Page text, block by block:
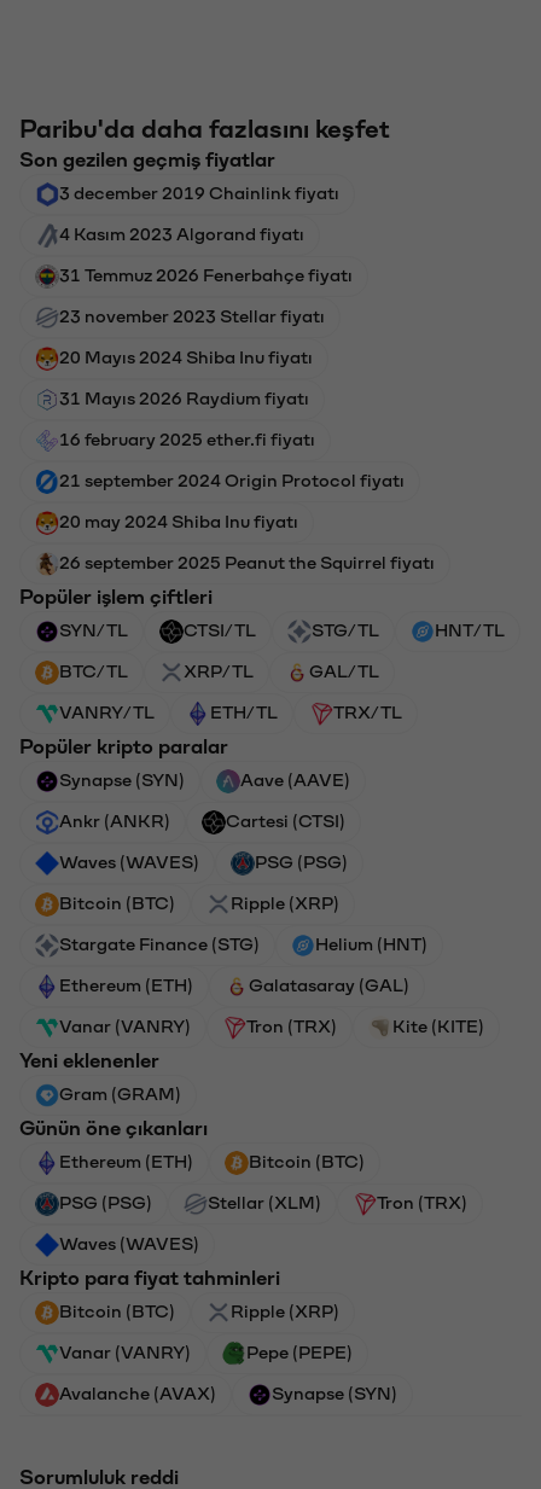
Paribu'da daha fazlasını keşfet
Son gezilen geçmiş fiyatlar
3 december 2019 Chainlink fiyatı
4 Kasım 2023 Algorand fiyatı
31 Temmuz 2026 Fenerbahçe fiyatı
23 november 2023 Stellar fiyatı
20 Mayıs 2024 Shiba Inu fiyatı
31 Mayıs 2026 Raydium fiyatı
16 february 2025 ether.fi fiyatı
21 september 2024 Origin Protocol fiyatı
20 may 2024 Shiba Inu fiyatı
26 september 2025 Peanut the Squirrel fiyatı
Popüler işlem çiftleri
SYN/TL CTSI/TL STG/TL HNT/TL
BTC/TL XRP/TL GAL/TL
VANRY/TL ETH/TL TRX/TL
Popüler kripto paralar
Synapse (SYN) Aave (AAVE)
Ankr (ANKR) Cartesi (CTSI)
Waves (WAVES) PSG (PSG)
Bitcoin (BTC) Ripple (XRP)
Stargate Finance (STG) Helium (HNT)
Ethereum (ETH) Galatasaray (GAL)
Vanar (VANRY) Tron (TRX) Kite (KITE)
Yeni eklenenler
Gram (GRAM)
Günün öne çıkanları
Ethereum (ETH) Bitcoin (BTC)
PSG (PSG) Stellar (XLM) Tron (TRX)
Waves (WAVES)
Kripto para fiyat tahminleri
Bitcoin (BTC) Ripple (XRP)
Vanar (VANRY) Pepe (PEPE)
Avalanche (AVAX) Synapse (SYN)
Sorumluluk reddi